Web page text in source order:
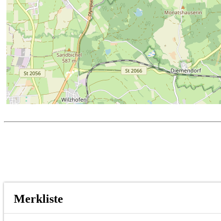
Merkliste